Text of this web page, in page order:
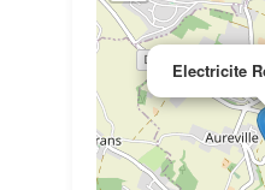
Electricite